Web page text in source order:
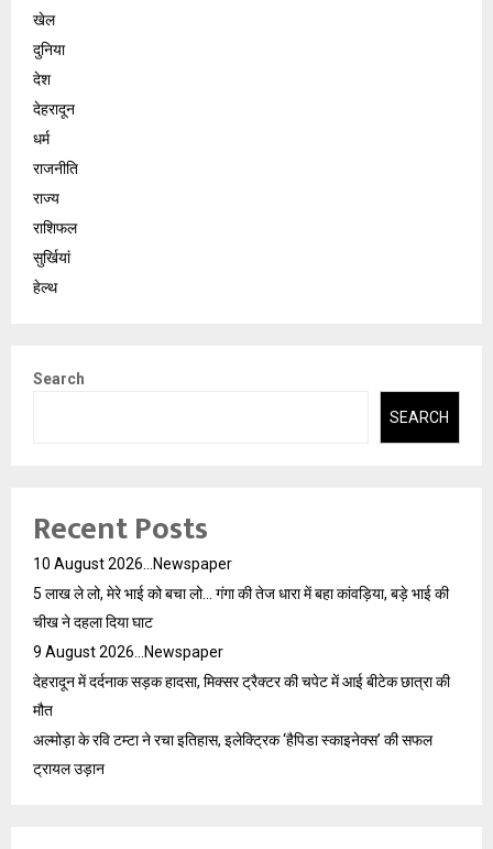
खेल
दुनिया
देश
देहरादून
धर्म
राजनीति
राज्य
राशिफल
सुर्खियां
हेल्थ
Search
SEARCH
Recent Posts
10 August 2026…Newspaper
5 लाख ले लो, मेरे भाई को बचा लो… गंगा की तेज धारा में बहा कांवड़िया, बड़े भाई की
चीख ने दहला दिया घाट
9 August 2026…Newspaper
देहरादून में दर्दनाक सड़क हादसा, मिक्सर ट्रैक्टर की चपेट में आई बीटेक छात्रा की
मौत
अल्मोड़ा के रवि टम्टा ने रचा इतिहास, इलेक्ट्रिक ‘हैपिडा स्काइनेक्स’ की सफल
ट्रायल उड़ान